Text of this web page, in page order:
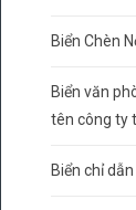
Biển Chèn
Biển văn
tên công ty
Biển chỉ